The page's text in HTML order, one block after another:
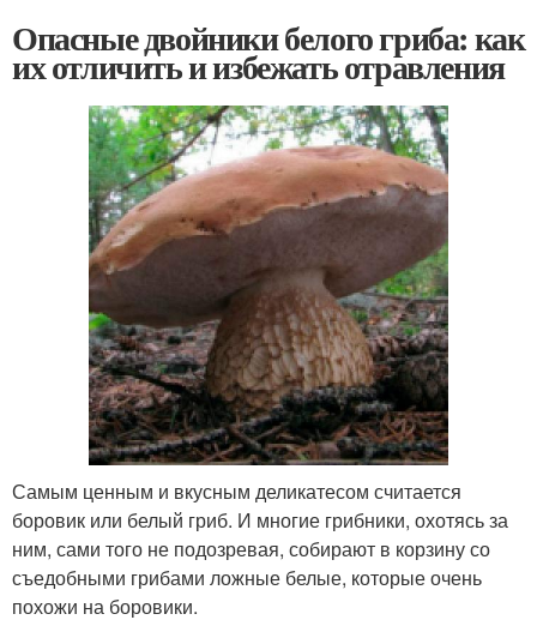
Опасные двойники белого гриба: как
их отличить и избежать отравления
Самым ценным и вкусным деликатесом считается
боровик или белый гриб. И многие грибники, охотясь за
ним, сами того не подозревая, собирают в корзину со
съедобными грибами ложные белые, которые очень
похожи на боровики.